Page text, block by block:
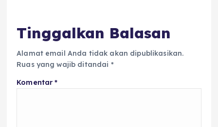
Tinggalkan Balasan
Alamat email Anda tidak akan dipublikasikan.
Ruas yang wajib ditandai *
Komentar*